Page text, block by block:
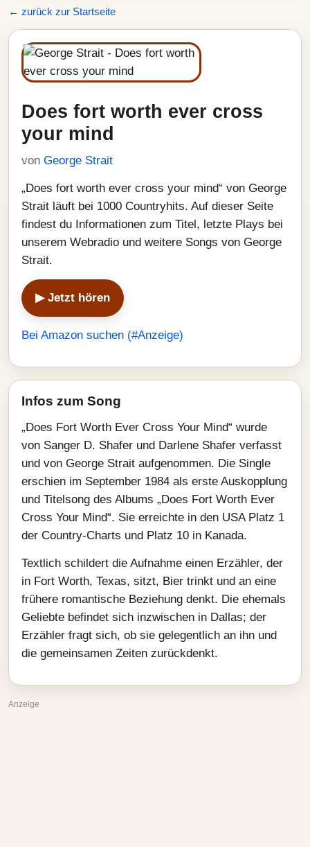
← zurück zur Startseite
Does fort worth ever cross
your mind
von George Strait
„Does fort worth ever cross your mind“ von George
Strait läuft bei 1000 Countryhits. Auf dieser Seite
findest du Informationen zum Titel, letzte Plays bei
unserem Webradio und weitere Songs von George
Strait.
▶ Jetzt hören
Bei Amazon suchen (#Anzeige)
Infos zum Song
„Does Fort Worth Ever Cross Your Mind“ wurde
von Sanger D. Shafer und Darlene Shafer verfasst
und von George Strait aufgenommen. Die Single
erschien im September 1984 als erste Auskopplung
und Titelsong des Albums „Does Fort Worth Ever
Cross Your Mind“. Sie erreichte in den USA Platz 1
der Country-Charts und Platz 10 in Kanada.
Textlich schildert die Aufnahme einen Erzähler, der
in Fort Worth, Texas, sitzt, Bier trinkt und an eine
frühere romantische Beziehung denkt. Die ehemals
Geliebte befindet sich inzwischen in Dallas; der
Erzähler fragt sich, ob sie gelegentlich an ihn und
die gemeinsamen Zeiten zurückdenkt.
Anzeige